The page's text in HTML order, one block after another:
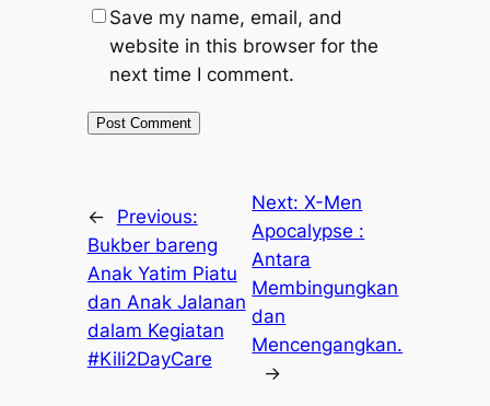
Save my name, email, and
website in this browser for the
next time I comment.
←
Previous:
Bukber bareng
Anak Yatim Piatu
dan Anak Jalanan
dalam Kegiatan
#Kili2DayCare
Next:X-Men
Apocalypse :
Antara
Membingungkan
dan
Mencengangkan.
→